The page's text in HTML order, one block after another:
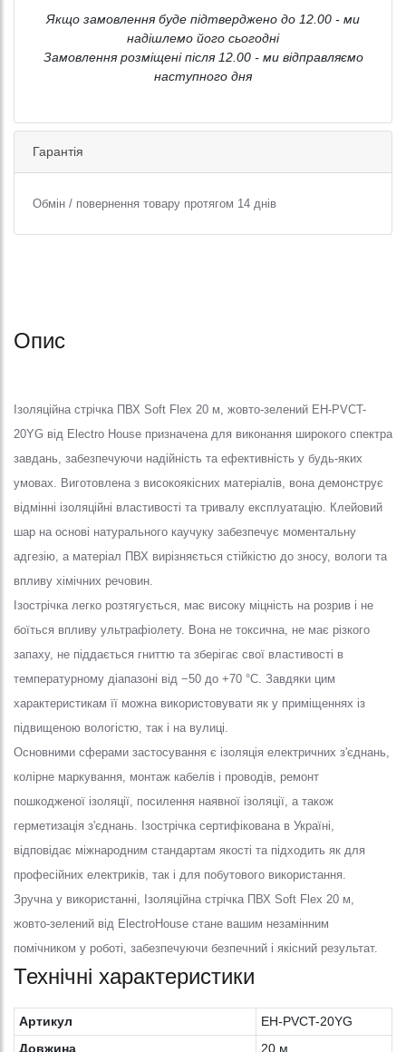
Якщо замовлення буде підтверджено до 12.00 - ми
надішлемо його сьогодні
Замовлення розміщені після 12.00 - ми відправляємо
наступного дня
Гарантія
Обмін / повернення товару протягом 14 днів
Опис
Ізоляційна стрічка ПВХ Soft Flex 20 м, жовто-зелений EH-PVCT-
20YG від Electro House призначена для виконання широкого спектра
завдань, забезпечуючи надійність та ефективність у будь-яких
умовах. Виготовлена з високоякісних матеріалів, вона демонструє
відмінні ізоляційні властивості та тривалу експлуатацію. Клейовий
шар на основі натурального каучуку забезпечує моментальну
адгезію, а матеріал ПВХ вирізняється стійкістю до зносу, вологи та
впливу хімічних речовин.
Ізострічка легко розтягується, має високу міцність на розрив і не
боїться впливу ультрафіолету. Вона не токсична, не має різкого
запаху, не піддається гниттю та зберігає свої властивості в
температурному діапазоні від −50 до +70 °C. Завдяки цим
характеристикам її можна використовувати як у приміщеннях із
підвищеною вологістю, так і на вулиці.
Основними сферами застосування є ізоляція електричних з'єднань,
колірне маркування, монтаж кабелів і проводів, ремонт
пошкодженої ізоляції, посилення наявної ізоляції, а також
герметизація з'єднань. Ізострічка сертифікована в Україні,
відповідає міжнародним стандартам якості та підходить як для
професійних електриків, так і для побутового використання.
Зручна у використанні, Ізоляційна стрічка ПВХ Soft Flex 20 м,
жовто-зелений від ElectroHouse стане вашим незамінним
помічником у роботі, забезпечуючи безпечний і якісний результат.
Технічні характеристики
Артикул
EH-PVCT-20YG
Довжина
20 м